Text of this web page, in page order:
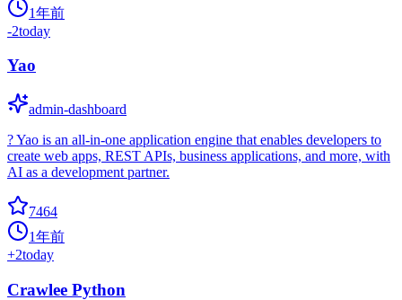
1年前
-2today
Yao
admin-dashboard
? Yao is an all-in-one application engine that enables developers to
create web apps, REST APIs, business applications, and more, with
AI as a development partner.
7464
1年前
+2today
Crawlee Python